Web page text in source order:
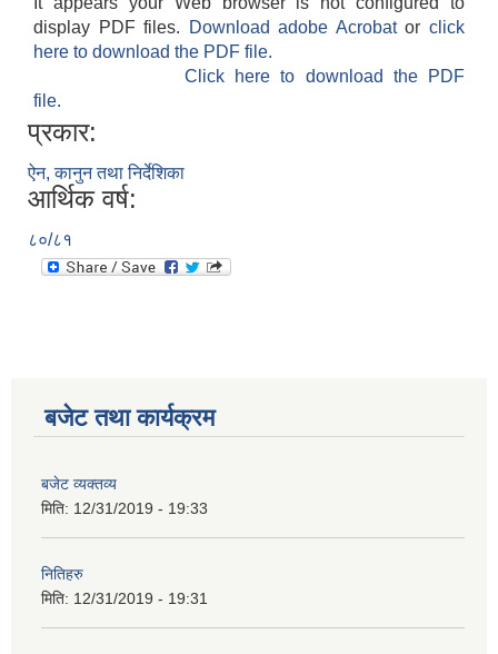
display PDF files.
Download adobe Acrobatorclick
here to download the PDF file.
Click here to download the PDF
file.
प्रकार:
ऐन, कानुन तथा निर्देशिका
आर्थिक वर्ष:
८०/८१
बजेट तथा कार्यक्रम
बजेट व्यक्तव्य
मिति: 12/31/2019 - 19:33
नितिहरु
मिति: 12/31/2019 - 19:31